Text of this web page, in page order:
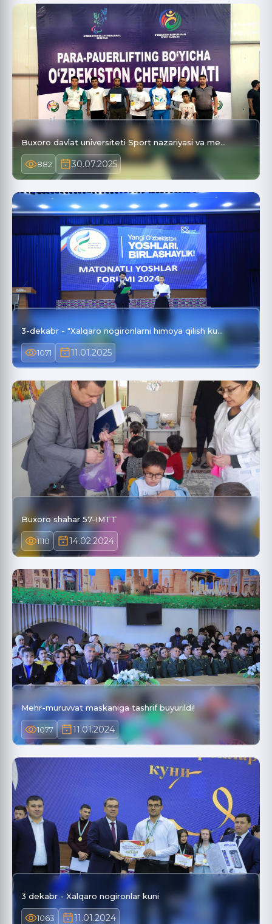
Buxoro davlat universiteti Sport nazariyasi va me…
882 30.07.2025
3-dekabr - "Xalqaro nogironlarni himoya qilish ku…
1071 11.01.2025
Buxoro shahar 57-IMTT
1110 14.02.2024
Mehr-muruvvat maskaniga tashrif buyurildi!
1077 11.01.2024
3 dekabr - Xalqaro nogironlar kuni
1063 11.01.2024